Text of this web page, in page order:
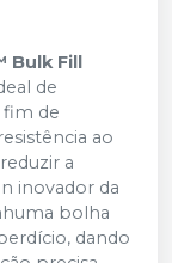
Bulk Fill
de
fim de
ao
a
inovador da
bolha
dando